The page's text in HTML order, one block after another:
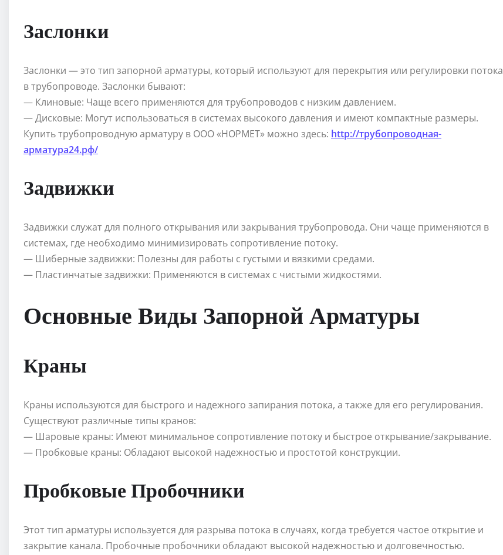
Заслонки
Заслонки — это тип запорной арматуры, который используют для перекрытия или регулировки потока
в трубопроводе. Заслонки бывают:
— Клиновые: Чаще всего применяются для трубопроводов с низким давлением.
— Дисковые: Могут использоваться в системах высокого давления и имеют компактные размеры.
Купить трубопроводную арматуру в ООО «НОРМЕТ» можно здесь: http://трубопроводная-
арматура24.рф/
Задвижки
Задвижки служат для полного открывания или закрывания трубопровода. Они чаще применяются в
системах, где необходимо минимизировать сопротивление потоку.
— Шиберные задвижки: Полезны для работы с густыми и вязкими средами.
— Пластинчатые задвижки: Применяются в системах с чистыми жидкостями.
Основные Виды Запорной Арматуры
Краны
Краны используются для быстрого и надежного запирания потока, а также для его регулирования.
Существуют различные типы кранов:
— Шаровые краны: Имеют минимальное сопротивление потоку и быстрое открывание/закрывание.
— Пробковые краны: Обладают высокой надежностью и простотой конструкции.
Пробковые Пробочники
Этот тип арматуры используется для разрыва потока в случаях, когда требуется частое открытие и
закрытие канала. Пробочные пробочники обладают высокой надежностью и долговечностью.